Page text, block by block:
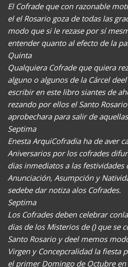
El Cofrade que con razonable
el el Rosario goza de todas las
modo que si le rezase por sí
entender quanto al efecto de la
Quinta
Qualquiera Cofrade que quiera
alguno o algunos de la Cárcel
escribir en este libro siantes de
rezando por ellos el Santo
aprobechara para salir de
Septima
Enesta ArquiCofradia ha de aver
Aniversarios por los cofrades
dias inmediatos a las festividades
Anunciación, Asumpción y
sedebe dar notiza alos Cofrades.
Septima
Los Cofrades deben celebrar
dias de los Misterios de () que se
Santo Rosario y deel memos
Virgen y Concepcralidad la fiesta
el primer Domingo de Octubre